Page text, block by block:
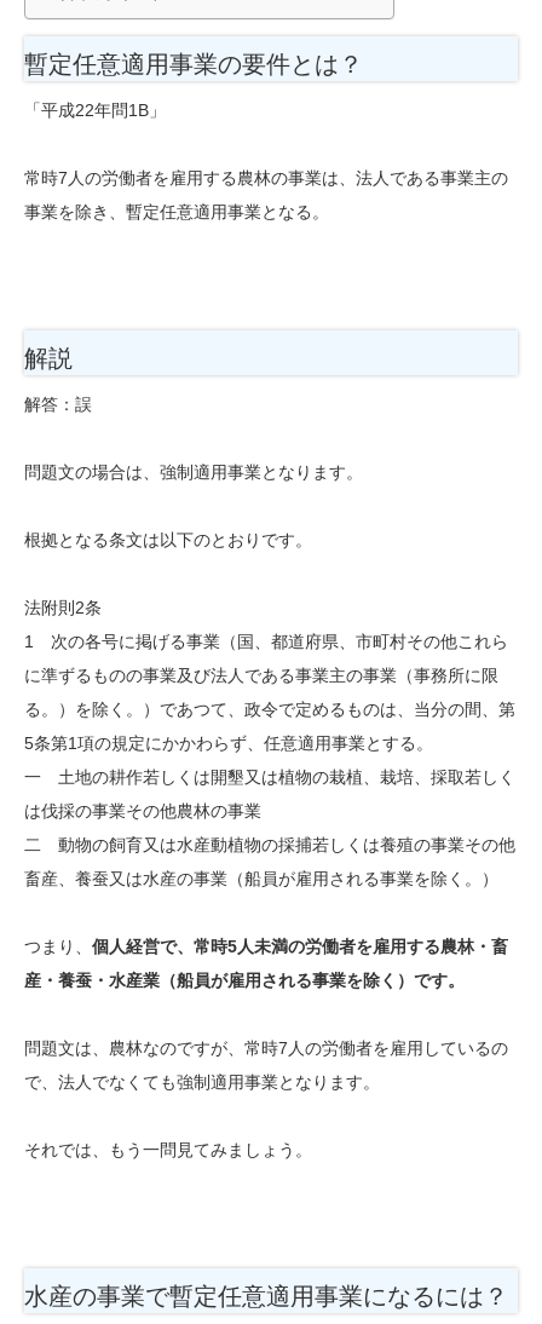
暫定任意適用事業の要件とは？
「平成22年問1B」
常時7人の労働者を雇用する農林の事業は、法人である事業主の
事業を除き、暫定任意適用事業となる。
解説
解答：誤
問題文の場合は、強制適用事業となります。
根拠となる条文は以下のとおりです。
法附則2条
1 次の各号に掲げる事業（国、都道府県、市町村その他これら
に準ずるものの事業及び法人である事業主の事業（事務所に限
る。）を除く。）であつて、政令で定めるものは、当分の間、第
5条第1項の規定にかかわらず、任意適用事業とする。
一 土地の耕作若しくは開墾又は植物の栽植、栽培、採取若しく
は伐採の事業その他農林の事業
二 動物の飼育又は水産動植物の採捕若しくは養殖の事業その他
畜産、養蚕又は水産の事業（船員が雇用される事業を除く。）
つまり、 個人経営で、常時5人未満の労働者を雇用する農林・畜
産・養蚕・水産業（船員が雇用される事業を除く）です。
問題文は、農林なのですが、常時7人の労働者を雇用しているの
で、法人でなくても強制適用事業となります。
それでは、もう一問見てみましょう。
水産の事業で暫定任意適用事業になるには？